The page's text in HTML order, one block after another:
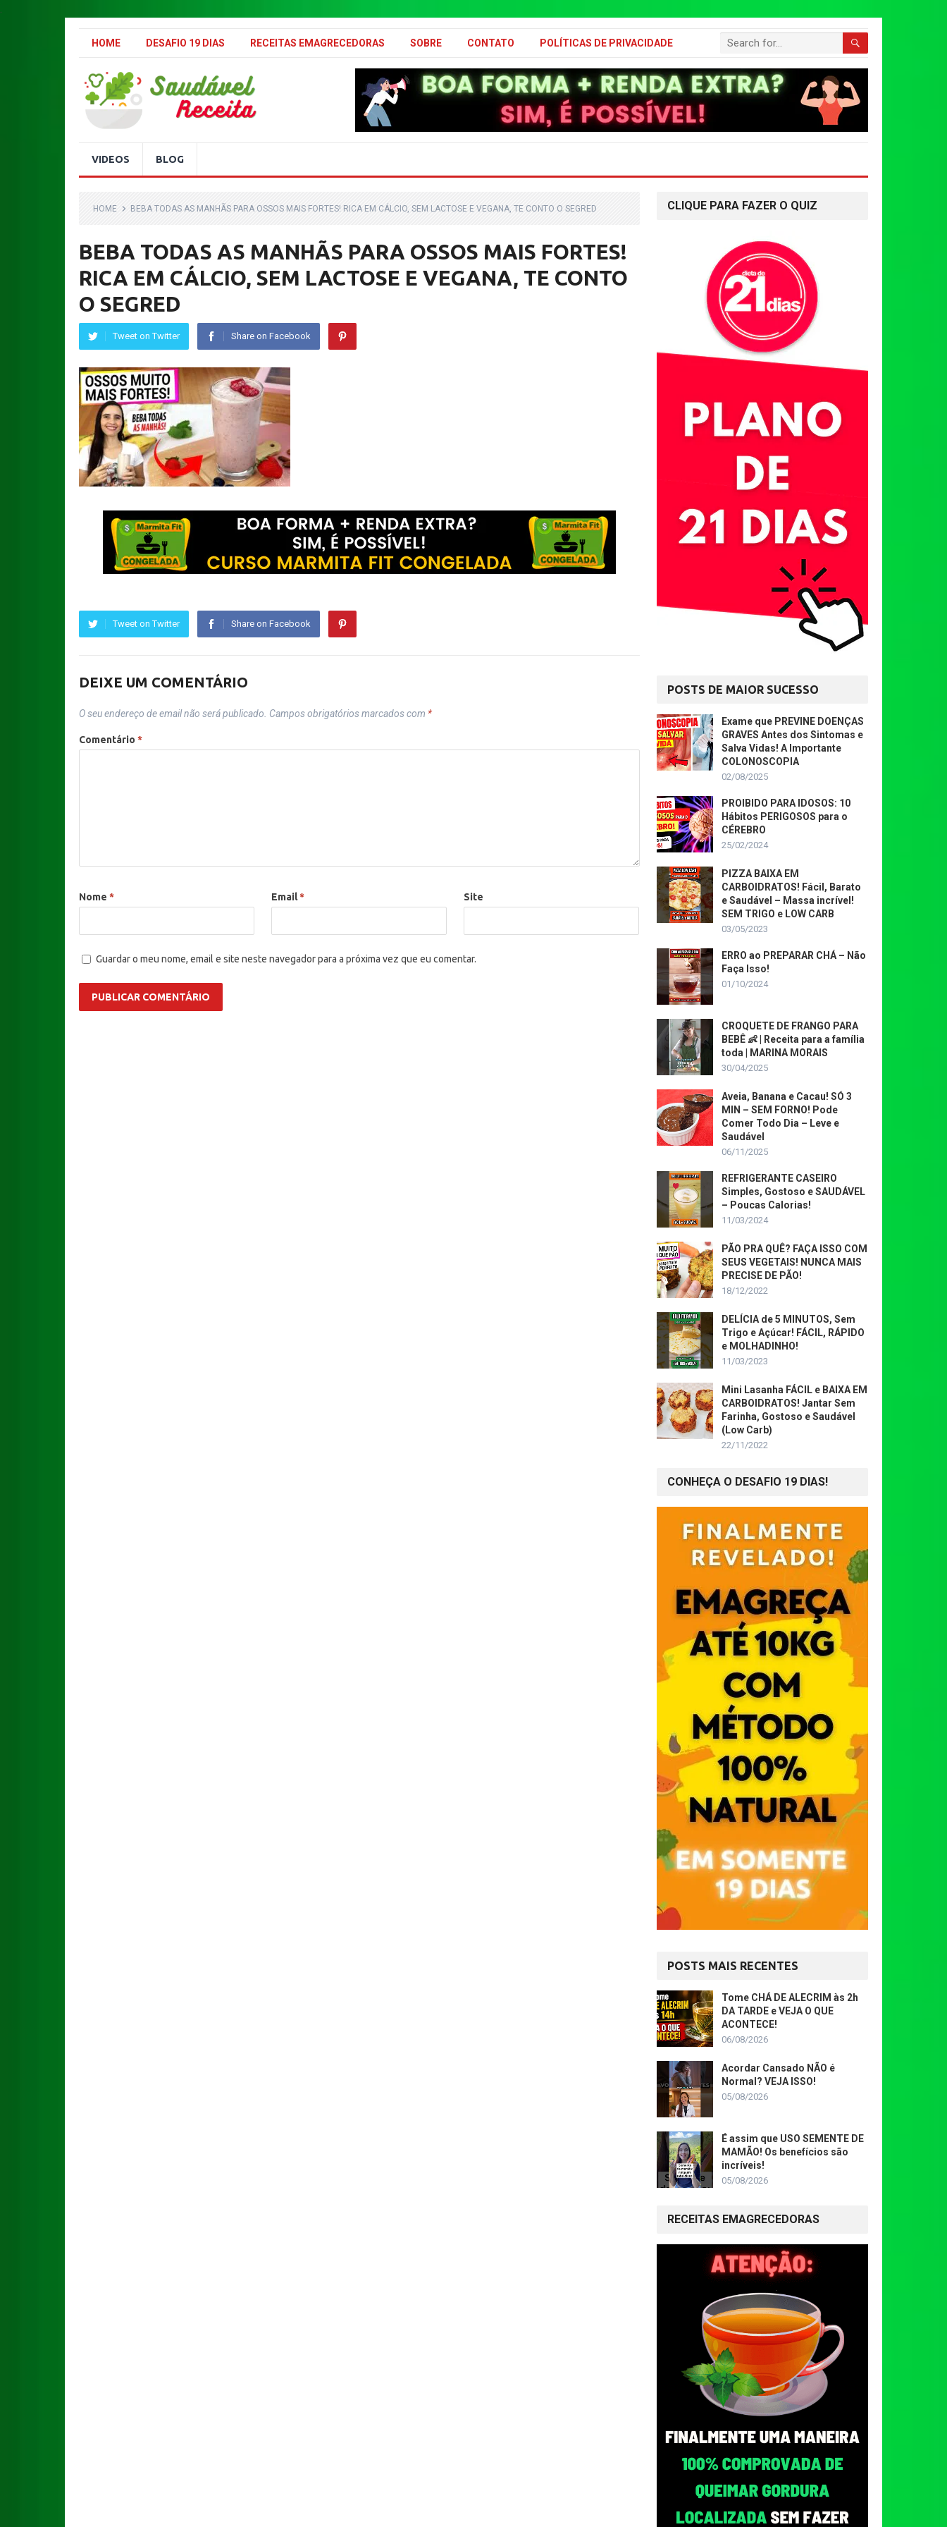
.
HOME DESAFIO 19 DIAS RECEITAS EMAGRECEDORAS SOBRE CONTATO POLÍTICAS DE PRIVACIDADE
VIDEOS BLOG
HOME BEBA TODAS AS MANHÃS PARA OSSOS MAIS FORTES! RICA EM CÁLCIO, SEM LACTOSE E VEGANA, TE CONTO O SEGRED
BEBA TODAS AS MANHÃS PARA OSSOS MAIS FORTES!
RICA EM CÁLCIO, SEM LACTOSE E VEGANA, TE CONTO
O SEGRED
Tweet on Twitter Share on Facebook
Tweet on Twitter Share on Facebook
DEIXE UM COMENTÁRIO
O seu endereço de email não será publicado. Campos obrigatórios marcados com *
Comentário *
Nome * Email* Site
Guardar o meu nome, email e site neste navegador para a próxima vez que eu comentar.
CLIQUE PARA FAZER O QUIZ
POSTS DE MAIOR SUCESSO
Exame que PREVINE DOENÇAS
GRAVES Antes dos Sintomas e
Salva Vidas! A Importante
COLONOSCOPIA
02/08/2025
PROIBIDO PARA IDOSOS: 10
Hábitos PERIGOSOS para o
CÉREBRO
25/02/2024
PIZZA BAIXA EM
CARBOIDRATOS! Fácil, Barato
e Saudável – Massa incrível!
SEM TRIGO e LOW CARB
03/05/2023
ERRO ao PREPARAR CHÁ – Não
Faça Isso!
01/10/2024
CROQUETE DE FRANGO PARA
BEBÊ 👶 | Receita para a família
toda | MARINA MORAIS
30/04/2025
Aveia, Banana e Cacau! SÓ 3
MIN – SEM FORNO! Pode
Comer Todo Dia – Leve e
Saudável
06/11/2025
REFRIGERANTE CASEIRO
Simples, Gostoso e SAUDÁVEL
– Poucas Calorias!
11/03/2024
PÃO PRA QUÊ? FAÇA ISSO COM
SEUS VEGETAIS! NUNCA MAIS
PRECISE DE PÃO!
18/12/2022
DELÍCIA de 5 MINUTOS, Sem
Trigo e Açúcar! FÁCIL, RÁPIDO
e MOLHADINHO!
11/03/2023
Mini Lasanha FÁCIL e BAIXA EM
CARBOIDRATOS! Jantar Sem
Farinha, Gostoso e Saudável
(Low Carb)
22/11/2022
CONHEÇA O DESAFIO 19 DIAS!
POSTS MAIS RECENTES
Tome CHÁ DE ALECRIM às 2h
DA TARDE e VEJA O QUE
ACONTECE!
06/08/2026
Acordar Cansado NÃO é
Normal? VEJA ISSO!
05/08/2026
É assim que USO SEMENTE DE
MAMÃO! Os benefícios são
incríveis!
05/08/2026
RECEITAS EMAGRECEDORAS